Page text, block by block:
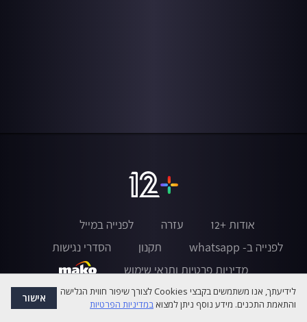
אודות +12 עזרה
לפנייה במייל
לפנייה ב- whatsapp
תקנון
הסדרי נגישות
מדיניות פרטיות ותנאי שימוש
לידיעתך, אנו משתמשים בקבצי Cookies לצורך שיפור חווית הגלישה
והתאמת התכנים. מידע נוסף ניתן למצואבמדיניות הפרטיות אישור